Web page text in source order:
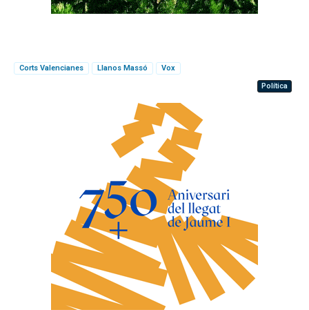
Corts Valencianes Llanos Massó
Vox
Política